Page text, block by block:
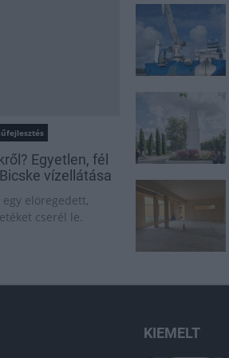
Egyetlen, fél
vízellátása
elöregedett,
cserél le.
KIEMELT